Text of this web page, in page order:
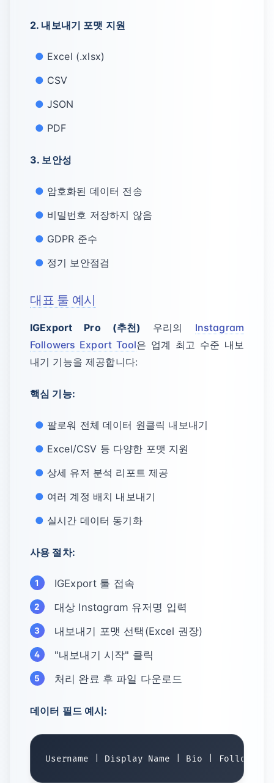
2. 내보내기 포맷 지원
Excel (.xlsx)
CSV
JSON
PDF
3. 보안성
암호화된 데이터 전송
비밀번호 저장하지 않음
GDPR 준수
정기 보안점검
대표 툴 예시
IGExport Pro (추천) 우리의 Instagram
Followers Export Tool은 업계 최고 수준 내보
내기 기능을 제공합니다:
핵심 기능:
팔로워 전체 데이터 원클릭 내보내기
Excel/CSV 등 다양한 포맷 지원
상세 유저 분석 리포트 제공
여러 계정 배치 내보내기
실시간 데이터 동기화
사용 절차:
IGExport 툴 접속
대상 Instagram 유저명 입력
내보내기 포맷 선택(Excel 권장)
"내보내기 시작" 클릭
처리 완료 후 파일 다운로드
데이터 필드 예시: